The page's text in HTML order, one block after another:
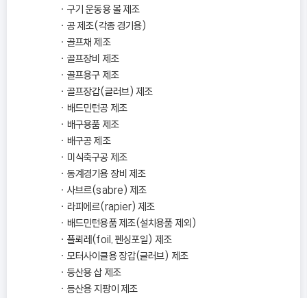
구기 운동용 볼 제조
공 제조(각종 경기용)
골프채 제조
골프장비 제조
골프용구 제조
골프장갑(글러브) 제조
배드민턴공 제조
배구용품 제조
배구공 제조
미식축구공 제조
동계경기용 장비 제조
사브르(sabre) 제조
라피에르(rapier) 제조
배드민턴용품 제조(설치용품 제외)
플뢰레(foil, 펜싱포일) 제조
모터사이클용 장갑(글러브) 제조
등산용 삽 제조
등산용 지팡이 제조